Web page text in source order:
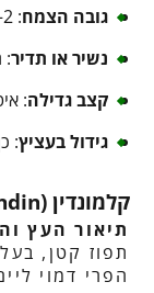
גובה הצמח: 2–6 מטרים. אפשר לשמור עליו קטן
נשיר או תדיר:
קצב גדילה:
גידול בעציץ: כן, 30
קלמונדין (Calamondin)
תיאור העץ
תפוז קטן,
הפרי דמוי